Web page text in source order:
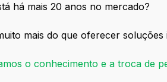
há mais 20 anos no mercado?
mais do que oferecer
o conhecimento e a troca de